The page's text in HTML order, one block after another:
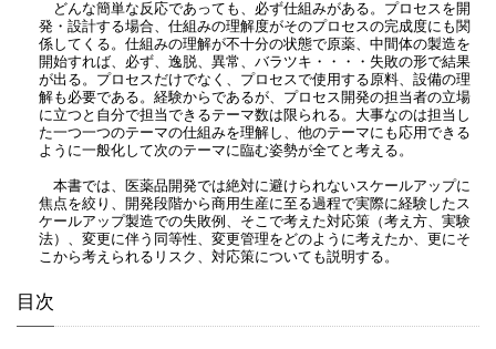
どんな簡単な反応であっても、必ず仕組みがある。プロセスを開
発・設計する場合、仕組みの理解度がそのプロセスの完成度にも関
係してくる。仕組みの理解が不十分の状態で原薬、中間体の製造を
開始すれば、必ず、逸脱、異常、バラツキ・・・・失敗の形で結果
が出る。プロセスだけでなく、プロセスで使用する原料、設備の理
解も必要である。経験からであるが、プロセス開発の担当者の立場
に立つと自分で担当できるテーマ数は限られる。大事なのは担当し
た一つ一つのテーマの仕組みを理解し、他のテーマにも応用できる
ように一般化して次のテーマに臨む姿勢が全てと考える。
本書では、医薬品開発では絶対に避けられないスケールアップに
焦点を絞り、開発段階から商用生産に至る過程で実際に経験したス
ケールアップ製造での失敗例、そこで考えた対応策（考え方、実験
法）、変更に伴う同等性、変更管理をどのように考えたか、更にそ
こから考えられるリスク、対応策についても説明する。
目次